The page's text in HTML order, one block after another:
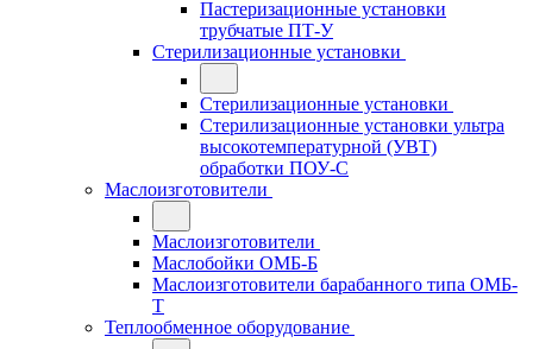
Пастеризационные установки
трубчатые ПТ-У
Стерилизационные установки
Стерилизационные установки
Стерилизационные установки ультра
высокотемпературной (УВТ)
обработки ПОУ-С
Маслоизготовители
Маслоизготовители
Маслобойки ОМБ-Б
Маслоизготовители барабанного типа ОМБ-
Т
Теплообменное оборудование